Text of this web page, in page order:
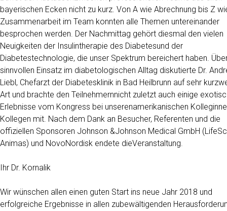
bayerischen Ecken nicht zu kurz. Von A wie Abrechnung bis Z
Zusammenarbeit im Team konnten alle Themen untereinander
besprochen werden. Der Nachmittag gehört diesmal den vielen
Neuigkeiten der Insulintherapie des Diabetesund der
Diabetestechnologie, die unser Spektrum bereichert haben.
sinnvollen Einsatz im diabetologischen Alltag diskutierte Dr.
Liebl, Chefarzt der Diabetesklinik in Bad Heilbrunn auf sehr
Art und brachte den Teilnehmernnicht zuletzt auch einige
Erlebnisse vom Kongress bei unserenamerikanischen
Kollegen mit. Nach dem Dank an Besucher, Referenten und die
offiziellen Sponsoren Johnson &Johnson Medical GmbH
Animas) und NovoNordisk endete dieVeranstaltung.
Ihr Dr. Kornalik
Wir wünschen allen einen guten Start ins neue Jahr 2018 und
erfolgreiche Ergebnisse in allen zubewältigenden